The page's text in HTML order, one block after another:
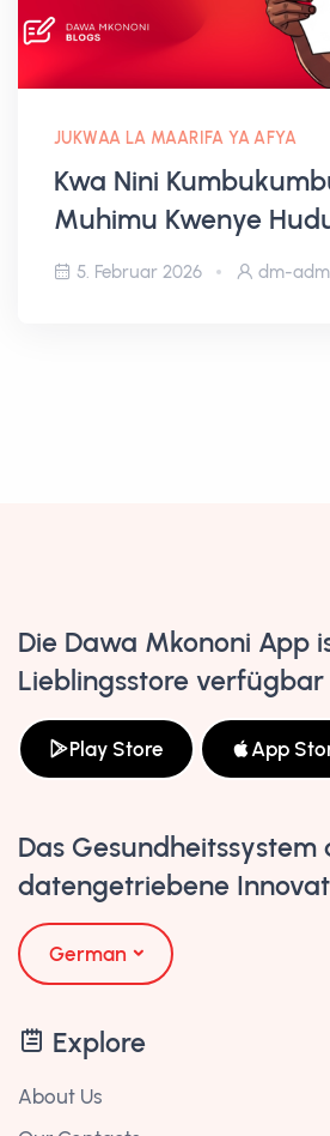
JUKWAA LA MAARIFA YA AFYA
Kwa Nini
Muhimu Kwenye
5. Februar 2026 dm-
Die Dawa Mkononi App
Lieblingsstore verfügbar
Play Store App
Das Gesundheitssystem
datengetriebene
German
Explore
About Us